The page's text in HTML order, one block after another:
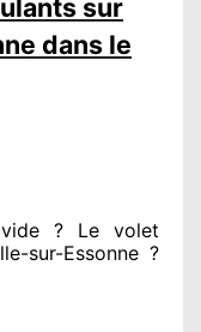
sur
dans le
? Le volet
sur-Essonne ?